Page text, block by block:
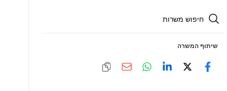
חיפוש משרות
שיתוף המשרה